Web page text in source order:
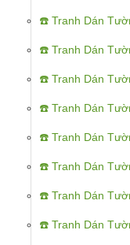
☎️ Tranh Dán
☎️ Tranh Dán
☎️ Tranh Dán
☎️ Tranh Dán
☎️ Tranh Dán
☎️ Tranh Dán
☎️ Tranh Dán
☎️ Tranh Dán